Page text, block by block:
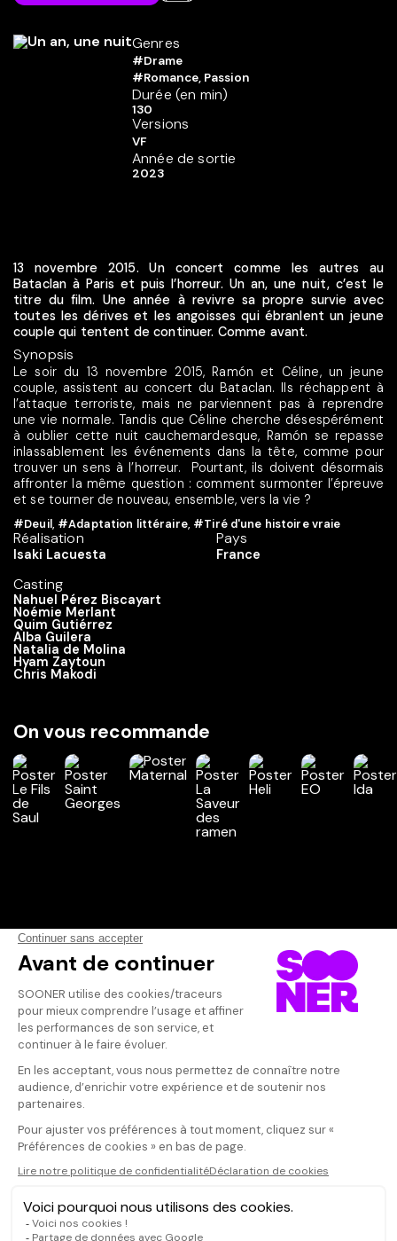
Genres
#Drame
#Romance, Passion
Durée (en min)
130
Versions
VF
Année de sortie
2023
13 novembre 2015. Un concert comme les autres au
Bataclan à Paris et puis l’horreur. Un an, une nuit, c’est le
titre du film. Une année à revivre sa propre survie avec
toutes les dérives et les angoisses qui ébranlent un jeune
couple qui tentent de continuer. Comme avant.
Synopsis
Le soir du 13 novembre 2015, Ramón et Céline, un jeune
couple, assistent au concert du Bataclan. Ils réchappent à
l’attaque terroriste, mais ne parviennent pas à reprendre
une vie normale. Tandis que Céline cherche désespérément
à oublier cette nuit cauchemardesque, Ramón se repasse
inlassablement les événements dans la tête, comme pour
trouver un sens à l’horreur. ​ ​Pourtant, ils doivent désormais
affronter la même question : comment surmonter l’épreuve
et se tourner de nouveau, ensemble, vers la vie ?
#Deuil, #Adaptation littéraire, #Tiré d'une histoire vraie
Réalisation
Isaki Lacuesta
Casting
Nahuel Pérez Biscayart
Noémie Merlant
Quim Gutiérrez
Alba Guilera
Natalia de Molina
Hyam Zaytoun
Chris Makodi
Pays
France
On vous recommande
Vos avis
Donnez votre avis
Votre note
Votre commentaire
Il faut vous connecter pour
publier un avis
CONNEXION